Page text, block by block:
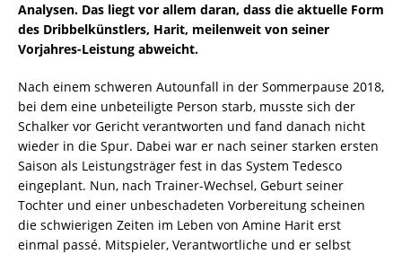
Analysen. Das liegt vor allem daran, dass die aktuelle Form
des Dribbelkünstlers, Harit, meilenweit von seiner
Vorjahres-Leistung abweicht.
Nach einem schweren Autounfall in der Sommerpause 2018,
bei dem eine unbeteiligte Person starb, musste sich der
Schalker vor Gericht verantworten und fand danach nicht
wieder in die Spur. Dabei war er nach seiner starken ersten
Saison als Leistungsträger fest in das System Tedesco
eingeplant. Nun, nach Trainer-Wechsel, Geburt seiner
Tochter und einer unbeschadeten Vorbereitung scheinen
die schwierigen Zeiten im Leben von Amine Harit erst
einmal passé. Mitspieler, Verantwortliche und er selbst